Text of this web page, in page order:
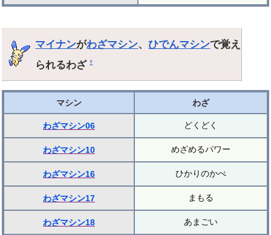
マイナンがわざマシン、ひでんマシンで覚え
られるわざ†
マシン わざ
わざマシン06 どくどく
わざマシン10 めざめるパワー
わざマシン16 ひかりのかべ
わざマシン17 まもる
わざマシン18 あまごい